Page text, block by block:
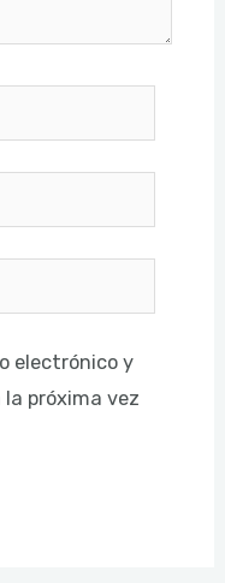
electrónico y
próxima vez